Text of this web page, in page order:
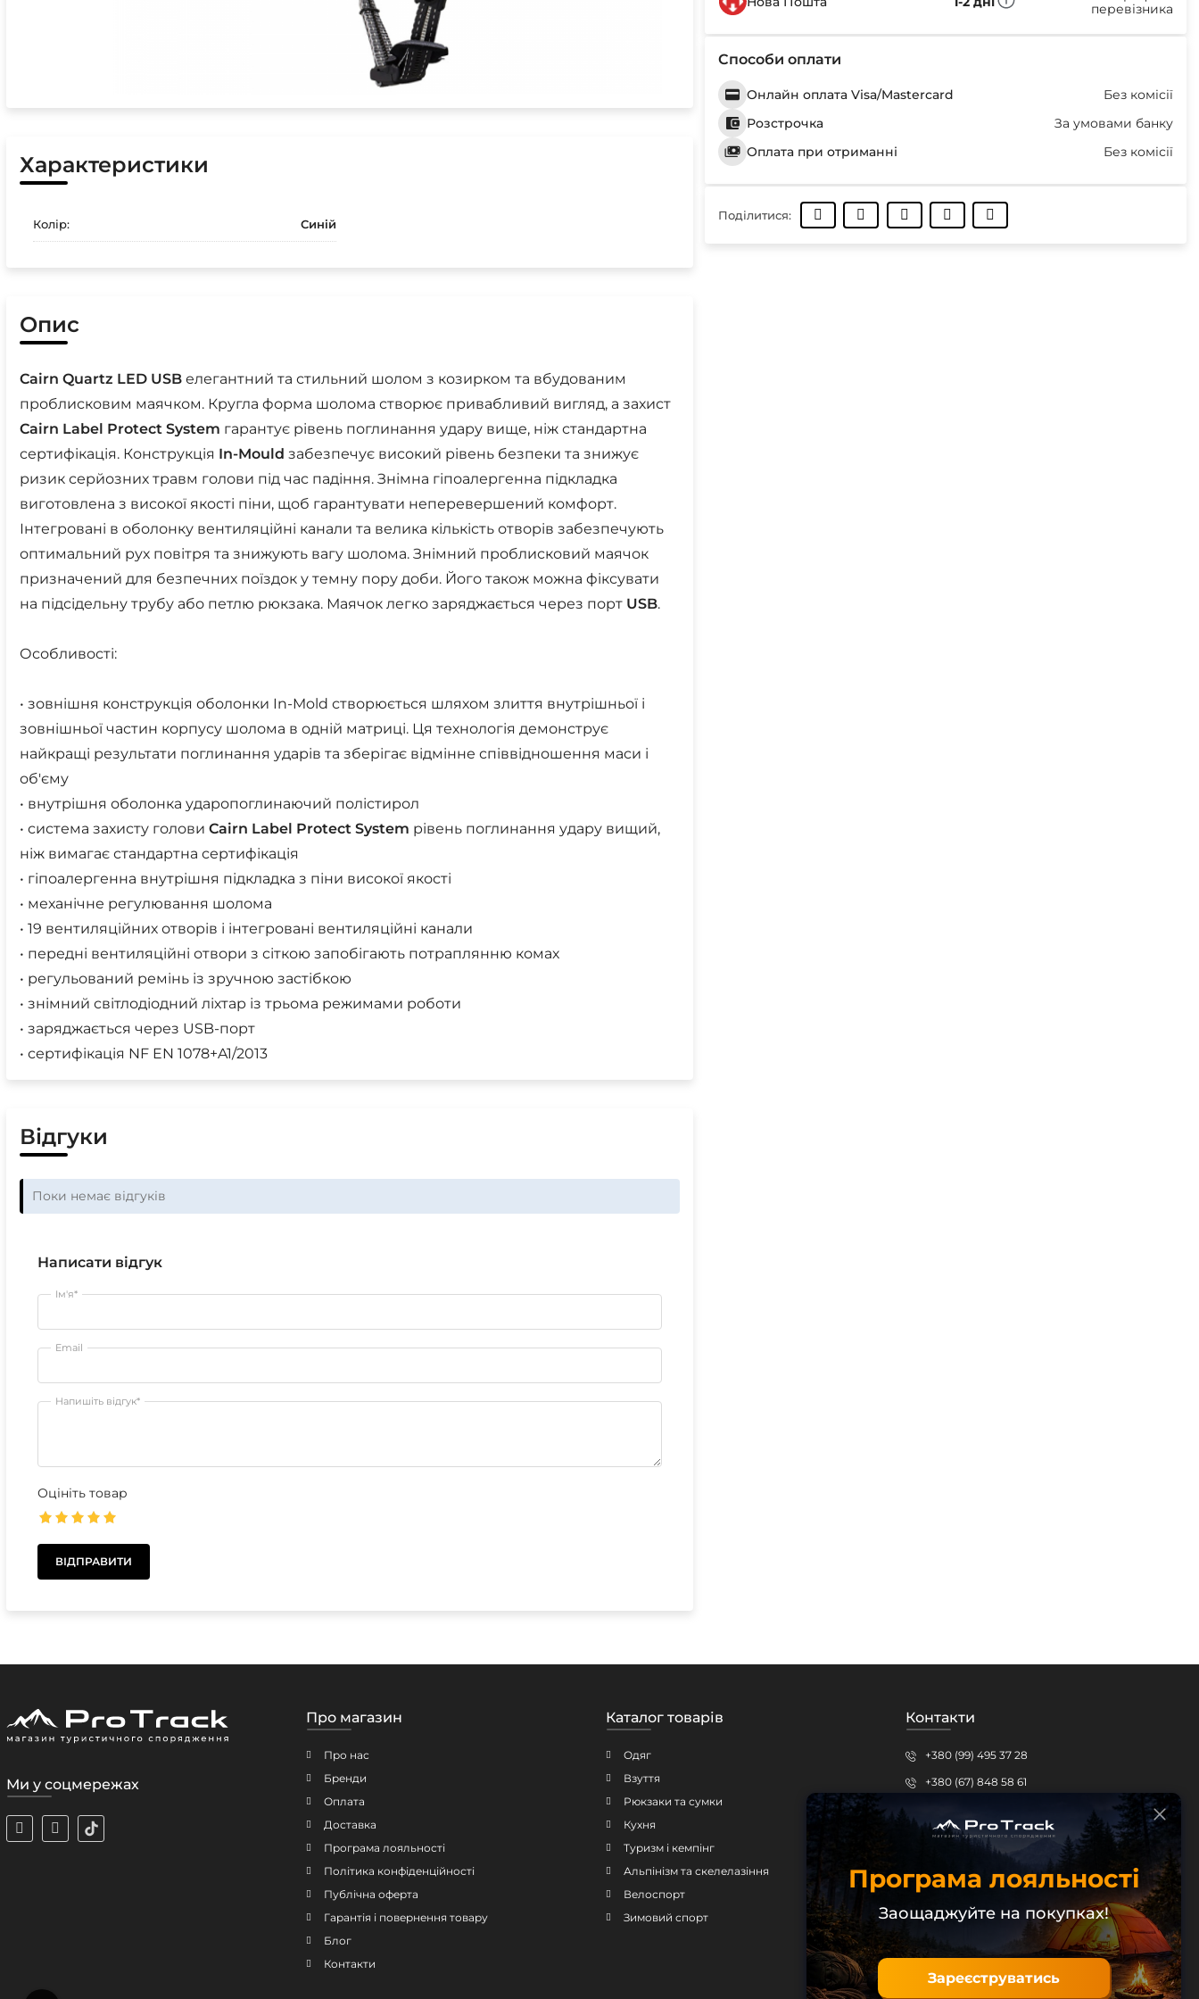
перевізника
Способи оплати
Онлайн оплата Visa/Mastercard
Без комісії
Розстрочка
За умовами банку
Оплата при отриманні
Без комісії
Поділитися:
Характеристики
Колір: Синій
Опис
Cairn Quartz LED USB елегантний та стильний шолом з козирком та вбудованим
проблисковим маячком. Кругла форма шолома створює привабливий вигляд, а захист
Cairn Label Protect System гарантує рівень поглинання удару вище, ніж стандартна
сертифікація. Конструкція In-Mould забезпечує високий рівень безпеки та знижує
ризик серйозних травм голови під час падіння. Знімна гіпоалергенна підкладка
виготовлена з високої якості піни, щоб гарантувати неперевершений комфорт.
Інтегровані в оболонку вентиляційні канали та велика кількість отворів забезпечують
оптимальний рух повітря та знижують вагу шолома. Знімний проблисковий маячок
призначений для безпечних поїздок у темну пору доби. Його також можна фіксувати
на підсідельну трубу або петлю рюкзака. Маячок легко заряджається через порт USB.
Особливості:
• зовнішня конструкція оболонки In-Mold створюється шляхом злиття внутрішньої і
зовнішньої частин корпусу шолома в одній матриці. Ця технологія демонструє
найкращі результати поглинання ударів та зберігає відмінне співвідношення маси і
об'єму
• внутрішня оболонка ударопоглинаючий полістирол
• система захисту голови Cairn Label Protect System рівень поглинання удару вищий,
ніж вимагає стандартна сертифікація
• гіпоалергенна внутрішня підкладка з піни високої якості
• механічне регулювання шолома
• 19 вентиляційних отворів і інтегровані вентиляційні канали
• передні вентиляційні отвори з сіткою запобігають потраплянню комах
• регульований ремінь із зручною застібкою
• знімний світлодіодний ліхтар із трьома режимами роботи
• заряджається через USB-порт
• сертифікація NF EN 1078+A1/2013
Відгуки
Поки немає відгуків
Написати відгук
Ім'я*
Email
Напишіть відгук*
Оцініть товар
Ми у соцмережах
Про магазин
Про нас
Бренди
Оплата
Доставка
Програма лояльності
Політика конфіденційності
Публічна оферта
Гарантія і повернення товару
Блог
Контакти
Каталог товарів
Одяг
Взуття
Рюкзаки та сумки
Кухня
Туризм і кемпінг
Альпінізм та скелелазіння
Велоспорт
Зимовий спорт
Контакти
+380 (99) 495 37 28
+380 (67) 848 58 61
Кропивницький, вул.Шевченка, 15б
Безкоштовна консультація
Програма лояльності
Заощаджуйте на покупках!
Зареєструватись